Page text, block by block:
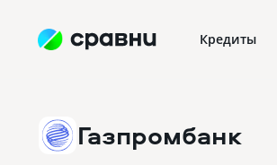
Кредиты
Газпромбанк